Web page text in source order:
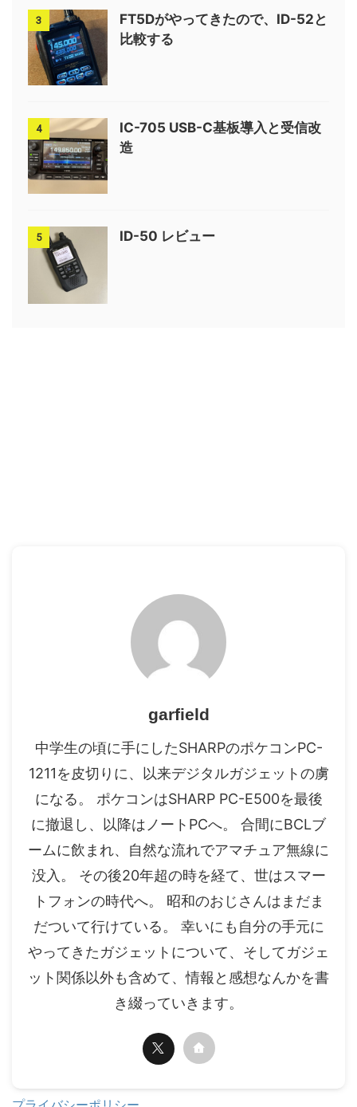
3
FT5Dがやってきたので、ID-52と
比較する
4
IC-705 USB-C基板導入と受信改
造
5 ID-50 レビュー
garfield
中学生の頃に手にしたSHARPのポケコンPC-
1211を皮切りに、以来デジタルガジェットの虜
になる。 ポケコンはSHARP PC-E500を最後
に撤退し、以降はノートPCへ。 合間にBCLブ
ームに飲まれ、自然な流れでアマチュア無線に
没入。 その後20年超の時を経て、世はスマー
トフォンの時代へ。 昭和のおじさんはまだま
だついて行けている。 幸いにも自分の手元に
やってきたガジェットについて、そしてガジェ
ット関係以外も含めて、情報と感想なんかを書
き綴っていきます。